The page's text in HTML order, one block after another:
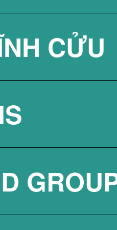
XI
XI
XI
CỬU
NỀN